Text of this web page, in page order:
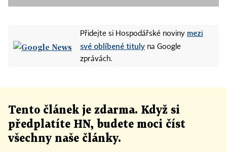
Přidejte si Hospodářské noviny mezi
své oblíbené tituly na Google
zprávách.
Tento článek je zdarma. Když si
předplatíte HN, budete moci číst
všechny naše články.